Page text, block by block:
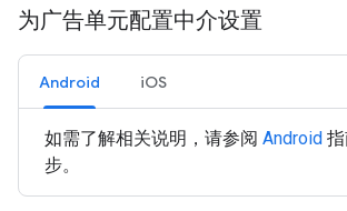
为广告单元配置中介设置
Android iOS
如需了解相关说明，请参阅 Android
步。